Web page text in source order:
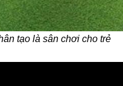
tạo là sân chơi cho trẻ